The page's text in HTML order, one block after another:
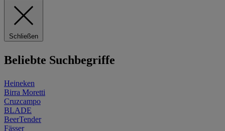
Schließen
Beliebte Suchbegriffe
Heineken
Birra Moretti
Cruzcampo
BLADE
BeerTender
Fässer